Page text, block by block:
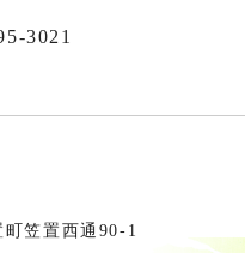
3021
笠置西通90-1